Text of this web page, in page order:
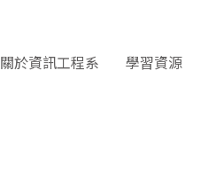
關於資訊工程系 學習資源